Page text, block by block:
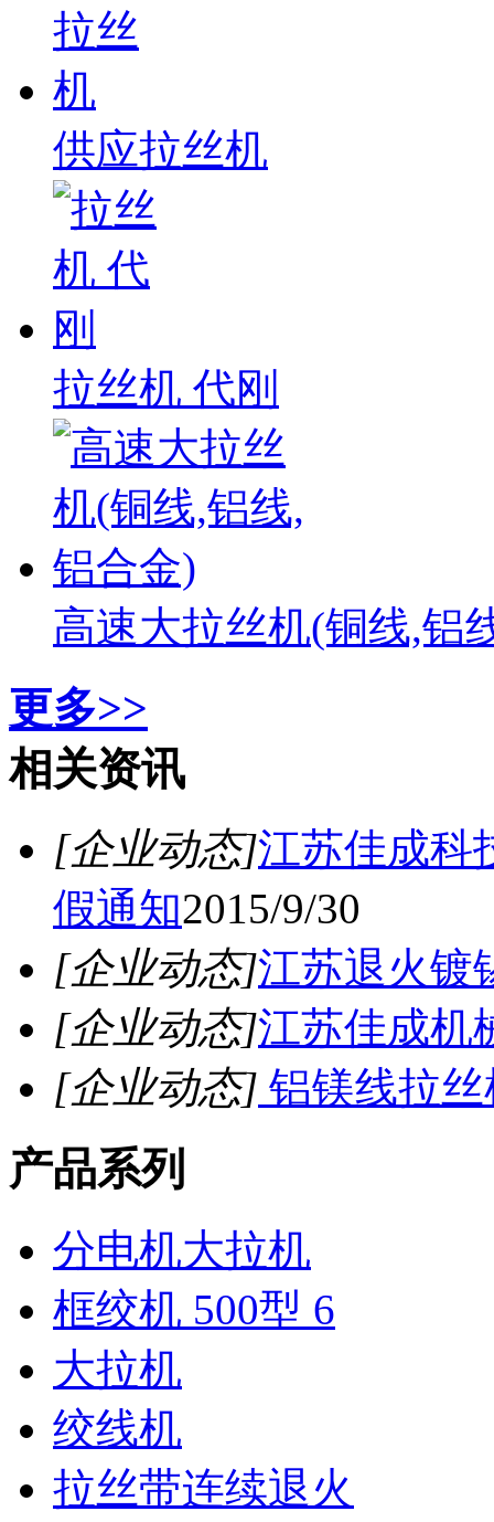
供应拉丝机
拉丝机 代刚
高速大拉丝机(铜线,铝
更多>>
相关资讯
[企业动态]江苏佳成科
假通知2015/9/30
[企业动态]江苏退火镀
[企业动态]江苏佳成机
[企业动态] 铝镁线拉
产品系列
分电机大拉机
框绞机 500型 6
大拉机
绞线机
拉丝带连续退火